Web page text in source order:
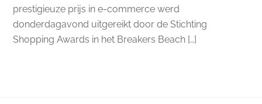
prestigieuze prijs in e-commerce werd
donderdagavond uitgereikt door de Stichting
Shopping Awards in het Breakers Beach […]